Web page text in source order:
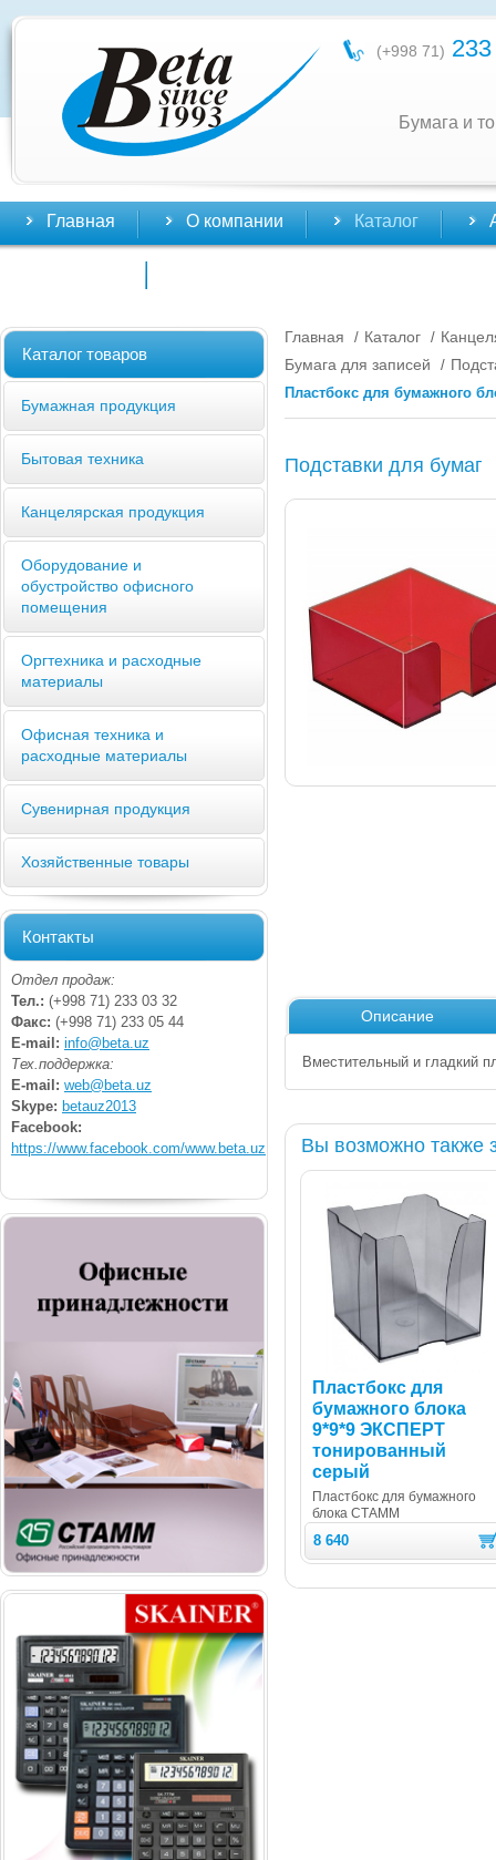
(+998 71)
Бумага и
Главная О компании Каталог
Каталог товаров
Бумажная продукция
Бытовая техника
Канцелярская продукция
Оборудование и
обустройство офисного
помещения
Оргтехника и расходные
материалы
Офисная техника и
расходные материалы
Сувенирная продукция
Хозяйственные товары
Контакты
Отдел продаж:
Тел.: (+998 71) 233 03 32
Факс: (+998 71) 233 05 44
E-mail: info@beta.uz
Тех.поддержка:
E-mail: web@beta.uz
Skype: betauz2013
Facebook:
https://www.facebook.com/www.beta.uz
Главная / Каталог /
Бумага для записей
/
Пластбокс для бумажного
Подставки для бумаг
Описание
Вместительный и гладкий
Вы возможно также
Пластбокс для
бумажного блока
9*9*9 ЭКСПЕРТ
тонированный
серый
Пластбокс для бумажного
блока СТАММ
8 640